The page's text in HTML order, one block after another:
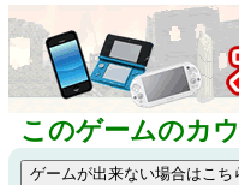
このゲームのカ